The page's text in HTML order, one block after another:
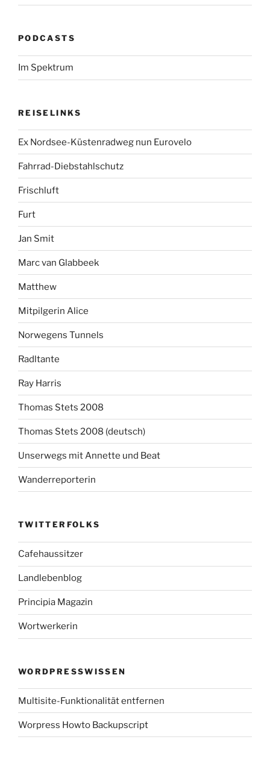
PODCASTS
Im Spektrum
REISELINKS
Ex Nordsee-Küstenradweg nun Eurovelo
Fahrrad-Diebstahlschutz
Frischluft
Furt
Jan Smit
Marc van Glabbeek
Matthew
Mitpilgerin Alice
Norwegens Tunnels
Radltante
Ray Harris
Thomas Stets 2008
Thomas Stets 2008 (deutsch)
Unserwegs mit Annette und Beat
Wanderreporterin
TWITTERFOLKS
Cafehaussitzer
Landlebenblog
Principia Magazin
Wortwerkerin
WORDPRESSWISSEN
Multisite-Funktionalität entfernen
Worpress Howto Backupscript